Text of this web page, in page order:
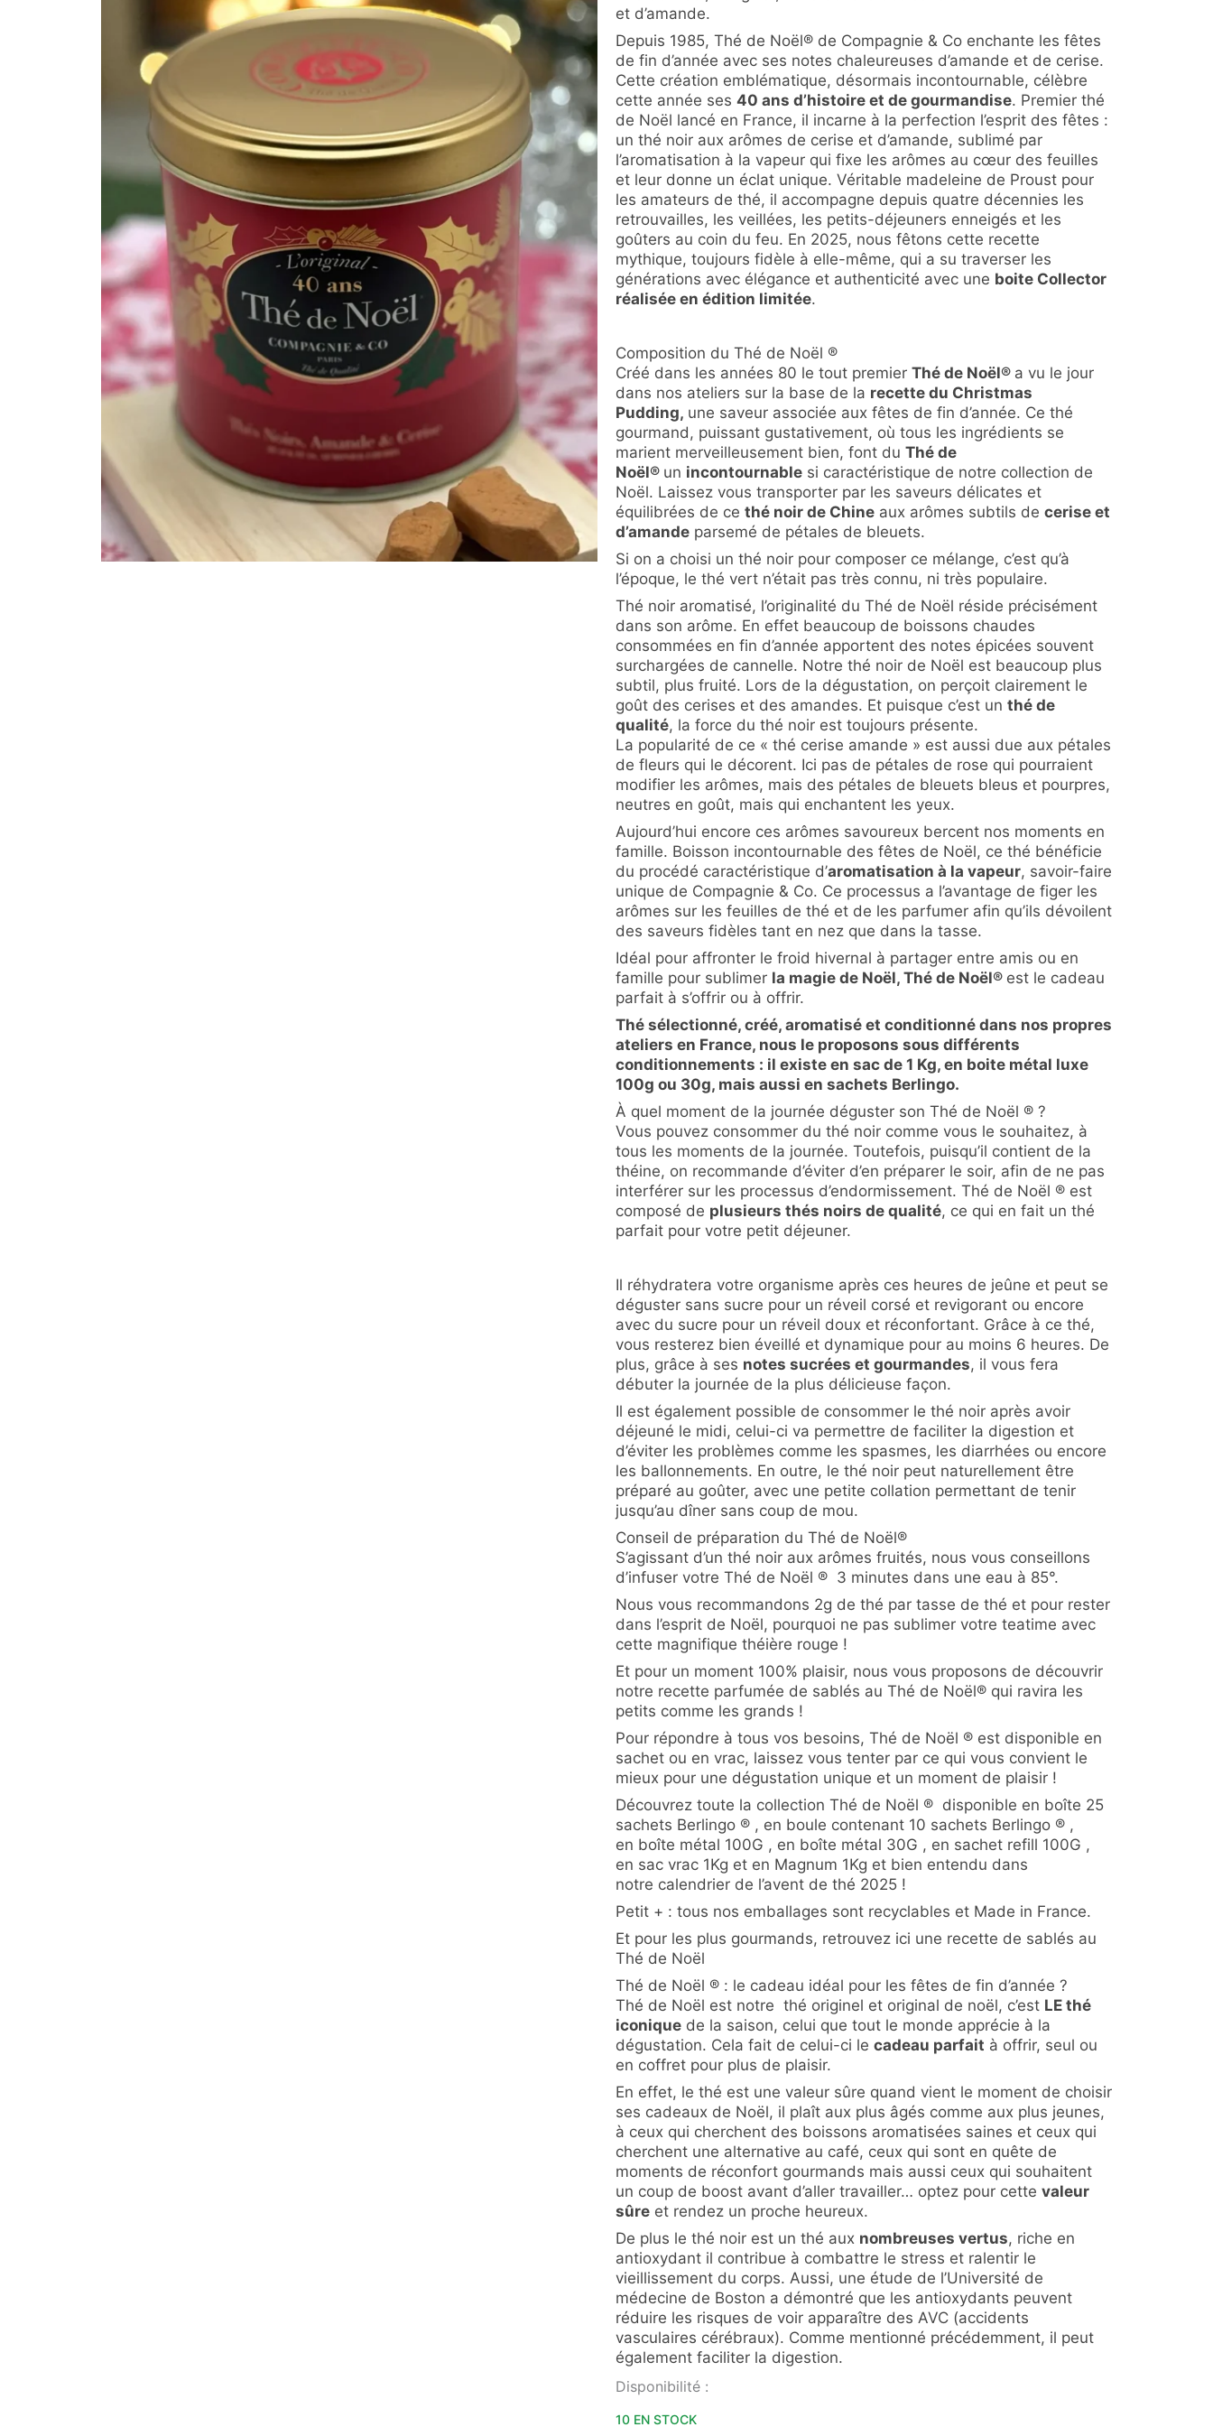
et d’amande.
Depuis 1985, Thé de Noël® de Compagnie & Co enchante les fêtes
de fin d’année avec ses notes chaleureuses d’amande et de cerise.
Cette création emblématique, désormais incontournable, célèbre
cette année ses 40 ans d’histoire et de gourmandise. Premier thé
de Noël lancé en France, il incarne à la perfection l’esprit des fêtes :
un thé noir aux arômes de cerise et d’amande, sublimé par
l’aromatisation à la vapeur qui fixe les arômes au cœur des feuilles
et leur donne un éclat unique. Véritable madeleine de Proust pour
les amateurs de thé, il accompagne depuis quatre décennies les
retrouvailles, les veillées, les petits-déjeuners enneigés et les
goûters au coin du feu. En 2025, nous fêtons cette recette
mythique, toujours fidèle à elle-même, qui a su traverser les
générations avec élégance et authenticité avec une boite Collector
réalisée en édition limitée.
Composition du Thé de Noël ®
Créé dans les années 80 le tout premier Thé de Noël® a vu le jour
dans nos ateliers sur la base de la recette du Christmas
Pudding, une saveur associée aux fêtes de fin d’année. Ce thé
gourmand, puissant gustativement, où tous les ingrédients se
marient merveilleusement bien, font du Thé de
Noël® un incontournable si caractéristique de notre collection de
Noël. Laissez vous transporter par les saveurs délicates et
équilibrées de ce thé noir de Chine aux arômes subtils de cerise et
d’amande parsemé de pétales de bleuets.
Si on a choisi un thé noir pour composer ce mélange, c’est qu’à
l’époque, le thé vert n’était pas très connu, ni très populaire.
Thé noir aromatisé, l’originalité du Thé de Noël réside précisément
dans son arôme. En effet beaucoup de boissons chaudes
consommées en fin d’année apportent des notes épicées souvent
surchargées de cannelle. Notre thé noir de Noël est beaucoup plus
subtil, plus fruité. Lors de la dégustation, on perçoit clairement le
goût des cerises et des amandes. Et puisque c’est un thé de
qualité, la force du thé noir est toujours présente.
La popularité de ce « thé cerise amande » est aussi due aux pétales
de fleurs qui le décorent. Ici pas de pétales de rose qui pourraient
modifier les arômes, mais des pétales de bleuets bleus et pourpres,
neutres en goût, mais qui enchantent les yeux.
Aujourd’hui encore ces arômes savoureux bercent nos moments en
famille. Boisson incontournable des fêtes de Noël, ce thé bénéficie
du procédé caractéristique d’aromatisation à la vapeur, savoir-faire
unique de Compagnie & Co. Ce processus a l’avantage de figer les
arômes sur les feuilles de thé et de les parfumer afin qu’ils dévoilent
des saveurs fidèles tant en nez que dans la tasse.
Idéal pour affronter le froid hivernal à partager entre amis ou en
famille pour sublimer la magie de Noël, Thé de Noël® est le cadeau
parfait à s’offrir ou à offrir.
Thé sélectionné, créé, aromatisé et conditionné dans nos propres
ateliers en France, nous le proposons sous différents
conditionnements : il existe en sac de 1 Kg, en boite métal luxe
100g ou 30g, mais aussi en sachets Berlingo.
À quel moment de la journée déguster son Thé de Noël ® ?
Vous pouvez consommer du thé noir comme vous le souhaitez, à
tous les moments de la journée. Toutefois, puisqu’il contient de la
théine, on recommande d’éviter d’en préparer le soir, afin de ne pas
interférer sur les processus d’endormissement. Thé de Noël ® est
composé de plusieurs thés noirs de qualité, ce qui en fait un thé
parfait pour votre petit déjeuner.
Il réhydratera votre organisme après ces heures de jeûne et peut se
déguster sans sucre pour un réveil corsé et revigorant ou encore
avec du sucre pour un réveil doux et réconfortant. Grâce à ce thé,
vous resterez bien éveillé et dynamique pour au moins 6 heures. De
plus, grâce à ses notes sucrées et gourmandes, il vous fera
débuter la journée de la plus délicieuse façon.
Il est également possible de consommer le thé noir après avoir
déjeuné le midi, celui-ci va permettre de faciliter la digestion et
d’éviter les problèmes comme les spasmes, les diarrhées ou encore
les ballonnements. En outre, le thé noir peut naturellement être
préparé au goûter, avec une petite collation permettant de tenir
jusqu’au dîner sans coup de mou.
Conseil de préparation du Thé de Noël®
S’agissant d’un thé noir aux arômes fruités, nous vous conseillons
d’infuser votre Thé de Noël ® 3 minutes dans une eau à 85°.
Nous vous recommandons 2g de thé par tasse de thé et pour rester
dans l’esprit de Noël, pourquoi ne pas sublimer votre teatime avec
cette magnifique théière rouge !
Et pour un moment 100% plaisir, nous vous proposons de découvrir
notre recette parfumée de sablés au Thé de Noël® qui ravira les
petits comme les grands !
Pour répondre à tous vos besoins, Thé de Noël ® est disponible en
sachet ou en vrac, laissez vous tenter par ce qui vous convient le
mieux pour une dégustation unique et un moment de plaisir !
Découvrez toute la collection Thé de Noël ® disponible en boîte 25
sachets Berlingo ® , en boule contenant 10 sachets Berlingo ® ,
en boîte métal 100G , en boîte métal 30G , en sachet refill 100G ,
en sac vrac 1Kg et en Magnum 1Kg et bien entendu dans
notre calendrier de l’avent de thé 2025 !
Petit + : tous nos emballages sont recyclables et Made in France.
Et pour les plus gourmands, retrouvez ici une recette de sablés au
Thé de Noël
Thé de Noël ® : le cadeau idéal pour les fêtes de fin d’année ?
Thé de Noël est notre thé originel et original de noël, c’est LE thé
iconique de la saison, celui que tout le monde apprécie à la
dégustation. Cela fait de celui-ci le cadeau parfait à offrir, seul ou
en coffret pour plus de plaisir.
En effet, le thé est une valeur sûre quand vient le moment de choisir
ses cadeaux de Noël, il plaît aux plus âgés comme aux plus jeunes,
à ceux qui cherchent des boissons aromatisées saines et ceux qui
cherchent une alternative au café, ceux qui sont en quête de
moments de réconfort gourmands mais aussi ceux qui souhaitent
un coup de boost avant d’aller travailler… optez pour cette valeur
sûre et rendez un proche heureux.
De plus le thé noir est un thé aux nombreuses vertus, riche en
antioxydant il contribue à combattre le stress et ralentir le
vieillissement du corps. Aussi, une étude de l’Université de
médecine de Boston a démontré que les antioxydants peuvent
réduire les risques de voir apparaître des AVC (accidents
vasculaires cérébraux). Comme mentionné précédemment, il peut
également faciliter la digestion.
Disponibilité :
10 EN STOCK
quantité
THÉ